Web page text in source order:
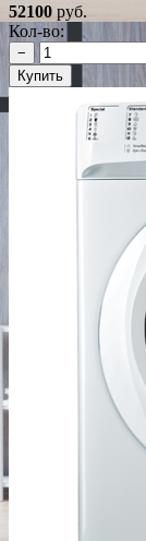
52100 руб.
Кол-во:
−
Купить